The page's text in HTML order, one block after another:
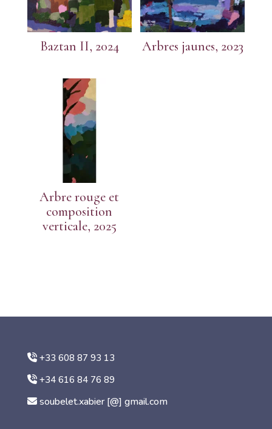
Baztan II, 2024 Arbres jaunes, 2023
Arbre rouge et
composition
verticale, 2025
+33 608 87 93 13
+34 616 84 76 89
soubelet.xabier [@] gmail.com